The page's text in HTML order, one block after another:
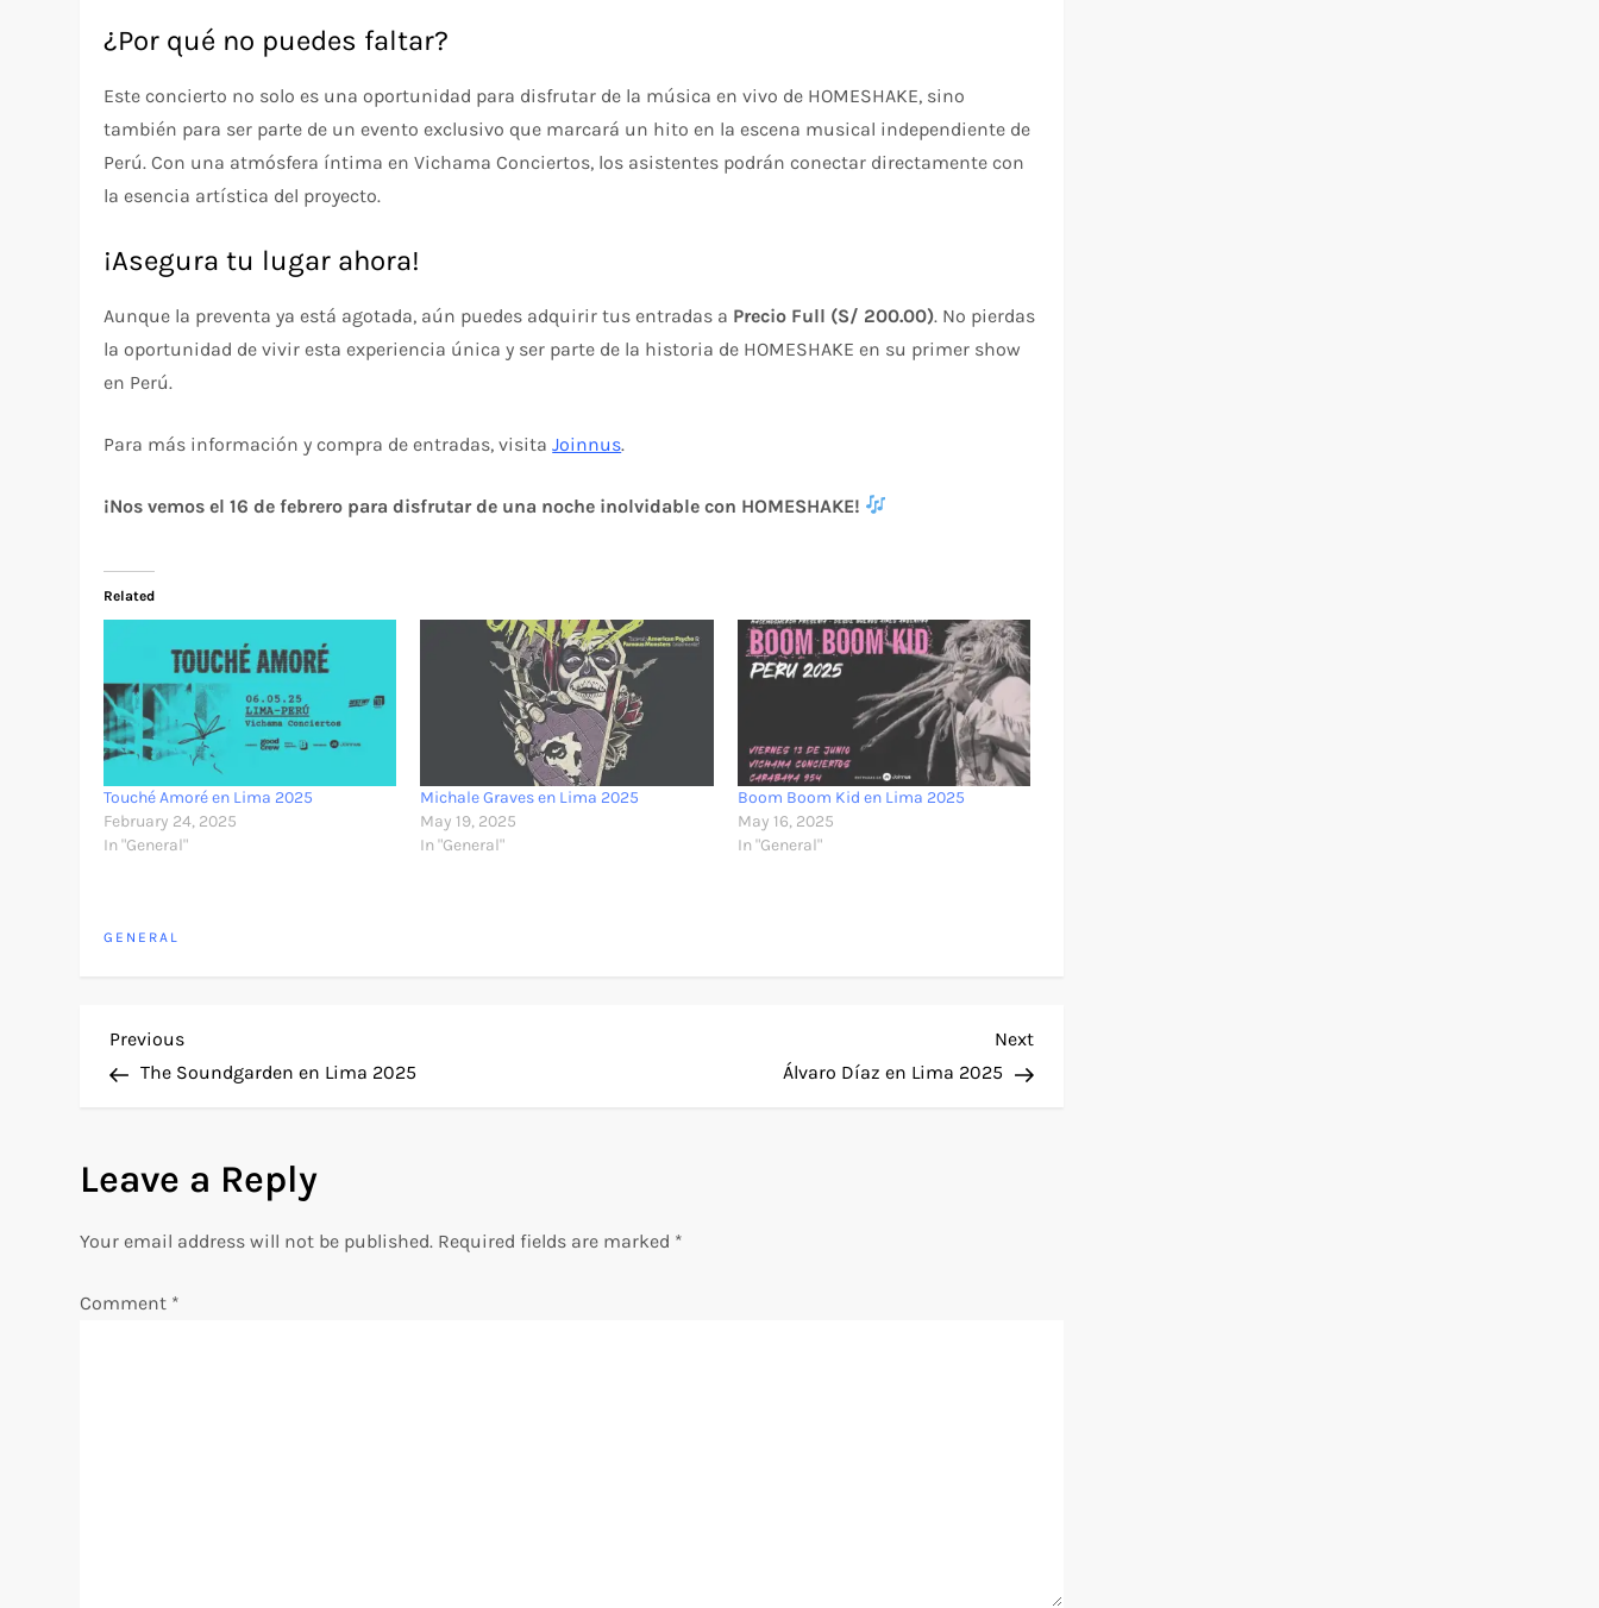
¿Por qué no puedes faltar?
Este concierto no solo es una oportunidad para disfrutar de la música en vivo de HOMESHAKE, sino
también para ser parte de un evento exclusivo que marcará un hito en la escena musical independiente de
Perú. Con una atmósfera íntima en Vichama Conciertos, los asistentes podrán conectar directamente con
la esencia artística del proyecto.
¡Asegura tu lugar ahora!
Aunque la preventa ya está agotada, aún puedes adquirir tus entradas a Precio Full (S/ 200.00). No pierdas
la oportunidad de vivir esta experiencia única y ser parte de la historia de HOMESHAKE en su primer show
en Perú.
Para más información y compra de entradas, visitaJoinnus.
¡Nos vemos el 16 de febrero para disfrutar de una noche inolvidable con HOMESHAKE!
Related
Touché Amoré en Lima 2025
February 24, 2025
In "General"
Michale Graves en Lima 2025
May 19, 2025
In "General"
Boom Boom Kid en Lima 2025
May 16, 2025
In "General"
GENERAL
P
s
Previous
Post
Previous
The Soundgarden en Lima 2025
Next
Post
Next
Álvaro Díaz en Lima 2025
Leave a Reply
Your email address will not be published. Required fields are marked *
Comment *